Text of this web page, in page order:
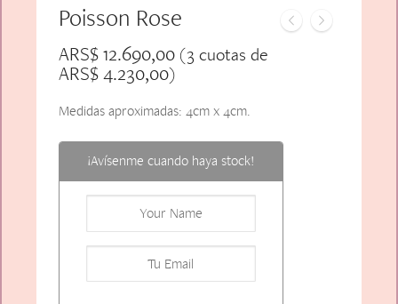
Poisson Rose
ARS$12.690,00(3 cuotas de
ARS$4.230,00)
Medidas aproximadas: 4cm x 4cm.
¡Avísenme cuando haya stock!